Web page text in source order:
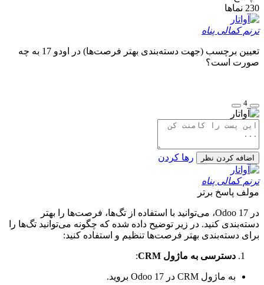
230 نماها
ترنم کمالی پناه
تعیین برچسب (جهت دسته‌بندی بهتر فرصت‌ها) در اودو 17 به چه
صورت است؟
4
اضافه کردن نظر رها کردن
ترنم کمالی پناه
مولف پاسخ برتر
در Odoo 17، می‌توانید با استفاده از تگ‌ها، فرصت‌ها را بهتر
دسته‌بندی کنید. در زیر توضیح داده شده که چگونه می‌توانید تگ‌ها را
برای دسته‌بندی بهتر فرصت‌ها تنظیم و استفاده کنید:
دسترسی به ماژول CRM :
به ماژول CRM در Odoo 17 بروید.